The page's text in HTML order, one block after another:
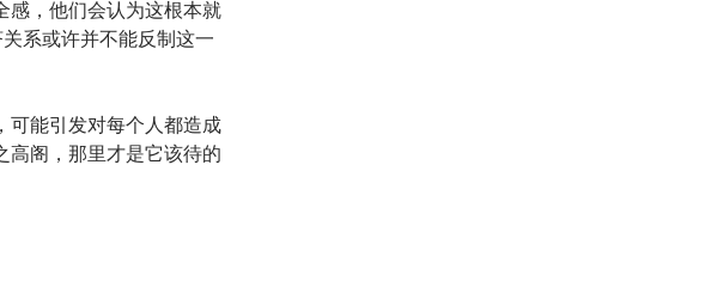
感，他们会认为这根本就
系或许并不能反制这一
可能引发对每个人都造成
高阁，那里才是它该待的